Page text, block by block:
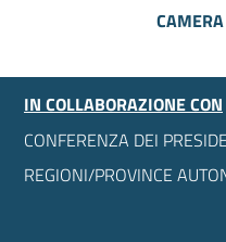
IN COLLABORAZIONE CON
CONFERENZA DEI
REGIONI/PROVINCE